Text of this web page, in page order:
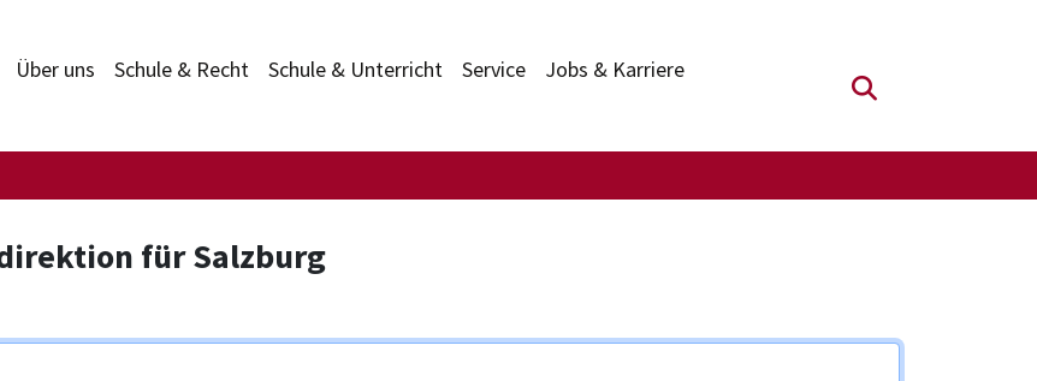
Über uns Schule & Recht Schule & Unterricht Service Jobs & Karriere
Suchfeld
für Salzburg